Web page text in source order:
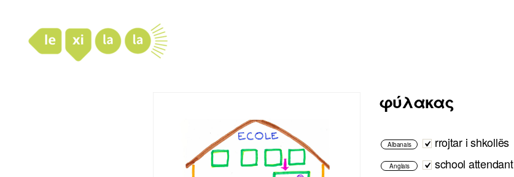
φύλακας
Albanais rrojtar i shkollës
Anglais school attendant